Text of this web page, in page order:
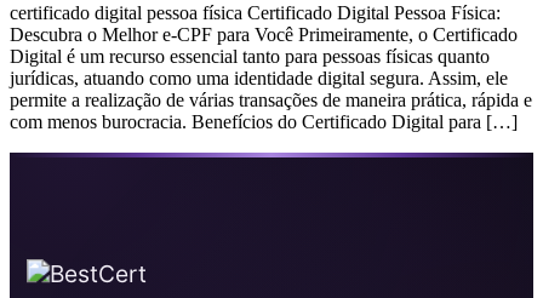
certificado digital pessoa física Certificado Digital Pessoa Física:
Descubra o Melhor e-CPF para Você Primeiramente, o Certificado
Digital é um recurso essencial tanto para pessoas físicas quanto
jurídicas, atuando como uma identidade digital segura. Assim, ele
permite a realização de várias transações de maneira prática, rápida e
com menos burocracia. Benefícios do Certificado Digital para […]